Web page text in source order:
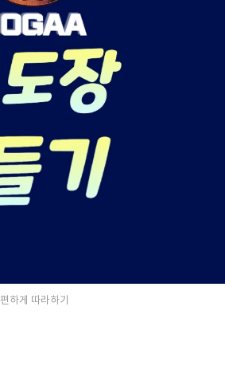
하게 따라하기